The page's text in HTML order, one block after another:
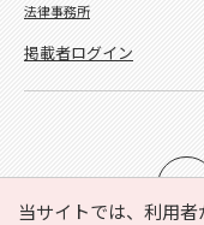
当サイトでは、利用
法律事務所
掲載者ログイン